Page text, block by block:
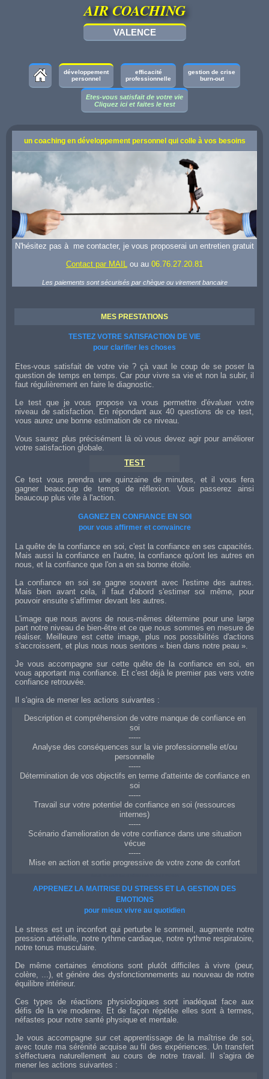
AIR COACHING
VALENCE
développement
personnel
efficacité
professionnelle
gestion de crise
burn-out
Etes-vous satisfait de votre vie
Cliquez ici et faites le test
un coaching en développement personnel qui colle à vos besoins
N'hésitez pas à me contacter, je vous proposerai un entretien gratuit
Contact par MAIL ou au 06.76.27.20.81
Les paiements sont sécurisés par chèque ou virement bancaire
MES PRESTATIONS
TESTEZ VOTRE SATISFACTION DE VIE
pour clarifier les choses
Etes-vous satisfait de votre vie ? çà vaut le coup de se poser la
question de temps en temps. Car pour vivre sa vie et non la subir, il
faut régulièrement en faire le diagnostic.
Le test que je vous propose va vous permettre d'évaluer votre
niveau de satisfaction. En répondant aux 40 questions de ce test,
vous aurez une bonne estimation de ce niveau.
Vous saurez plus précisément là où vous devez agir pour améliorer
votre satisfaction globale.
TEST
Ce test vous prendra une quinzaine de minutes, et il vous fera
gagner beaucoup de temps de réflexion. Vous passerez ainsi
beaucoup plus vite à l'action.
GAGNEZ EN CONFIANCE EN SOI
pour vous affirmer et convaincre
La quête de la confiance en soi, c'est la confiance en ses capacités.
Mais aussi la confiance en l'autre, la confiance qu'ont les autres en
nous, et la confiance que l'on a en sa bonne étoile.
La confiance en soi se gagne souvent avec l'estime des autres.
Mais bien avant cela, il faut d'abord s'estimer soi même, pour
pouvoir ensuite s'affirmer devant les autres.
L'image que nous avons de nous-mêmes détermine pour une large
part notre niveau de bien-être et ce que nous sommes en mesure de
réaliser. Meilleure est cette image, plus nos possibilités d'actions
s'accroissent, et plus nous nous sentons « bien dans notre peau ».
Je vous accompagne sur cette quête de la confiance en soi, en
vous apportant ma confiance. Et c'est déjà le premier pas vers votre
confiance retrouvée.
Il s'agira de mener les actions suivantes :
Description et compréhension de votre manque de confiance en
soi
-----
Analyse des conséquences sur la vie professionnelle et/ou
personnelle
-----
Détermination de vos objectifs en terme d'atteinte de confiance en
soi
-----
Travail sur votre potentiel de confiance en soi (ressources
internes)
-----
Scénario d'amelioration de votre confiance dans une situation
vécue
-----
Mise en action et sortie progressive de votre zone de confort
APPRENEZ LA MAITRISE DU STRESS ET LA GESTION DES
EMOTIONS
pour mieux vivre au quotidien
Le stress est un inconfort qui perturbe le sommeil, augmente notre
pression artérielle, notre rythme cardiaque, notre rythme respiratoire,
notre tonus musculaire.
De même certaines émotions sont plutôt difficiles à vivre (peur,
colère, ...), et génère des dysfonctionnements au nouveau de notre
équilibre intérieur.
Ces types de réactions physiologiques sont inadéquat face aux
défis de la vie moderne. Et de façon répétée elles sont à termes,
néfastes pour notre santé physique et mentale.
Je vous accompagne sur cet apprentissage de la maîtrise de soi,
avec toute ma sérénité acquise au fil des expériences. Un transfert
s'effectuera naturellement au cours de notre travail. Il s'agira de
mener les actions suivantes :